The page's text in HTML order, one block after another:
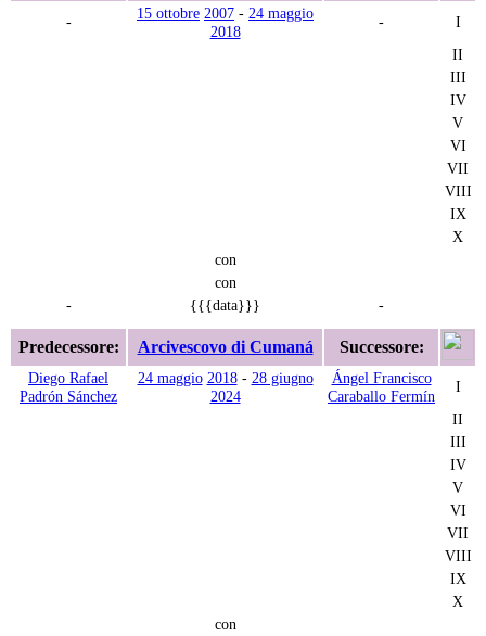
- 15 ottobre 2007 - 24 maggio
2018
-
I
II
III
IV
V
VI
VII
VIII
IX
X
con
con
-
{{{data}}} -
Predecessore: Arcivescovo di Cumaná Successore:
Diego Rafael
Padrón Sánchez
24 maggio 2018- 28 giugno
2024
Ángel Francisco
Caraballo Fermín
I
II
III
IV
V
VI
VII
VIII
IX
X
con